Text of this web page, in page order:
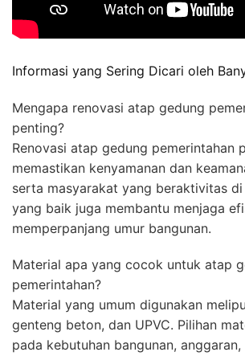
Informasi yang Sering Dicari oleh
Mengapa renovasi atap gedung
penting?
Renovasi atap gedung pemerintahan
memastikan kenyamanan dan
serta masyarakat yang beraktivitas
yang baik juga membantu menjaga
memperpanjang umur bangunan.
Material apa yang cocok untuk atap
pemerintahan?
Material yang umum digunakan
genteng beton, dan UPVC. Pilihan
pada kebutuhan bangunan,